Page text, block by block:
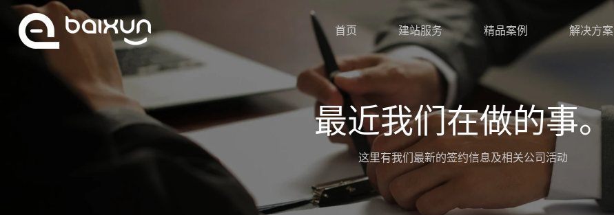
首页 建站服务 精品案例 解决方案
最近我们在做的事。
这里有我们最新的签约信息及相关公司活动